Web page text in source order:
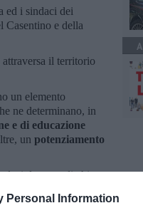
Personal Information
ed i sindaci dei
Casentino e della
il territorio
un elemento
ne determinano, in
e di educazione
un potenziamento
da parte di chi
l’obiettivo